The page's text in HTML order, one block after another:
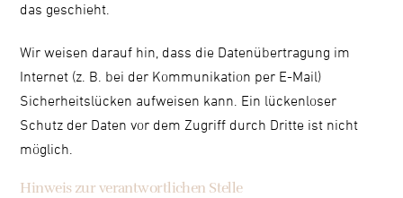
das geschieht.
Wir weisen darauf hin, dass die Datenübertragung im
Internet (z. B. bei der Kommunikation per E-Mail)
Sicherheitslücken aufweisen kann. Ein lückenloser
Schutz der Daten vor dem Zugriff durch Dritte ist nicht
möglich.
Hinweis zur verantwortlichen Stelle